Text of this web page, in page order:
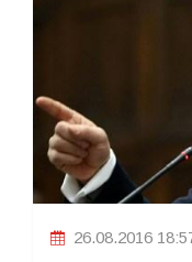
26.08.2016